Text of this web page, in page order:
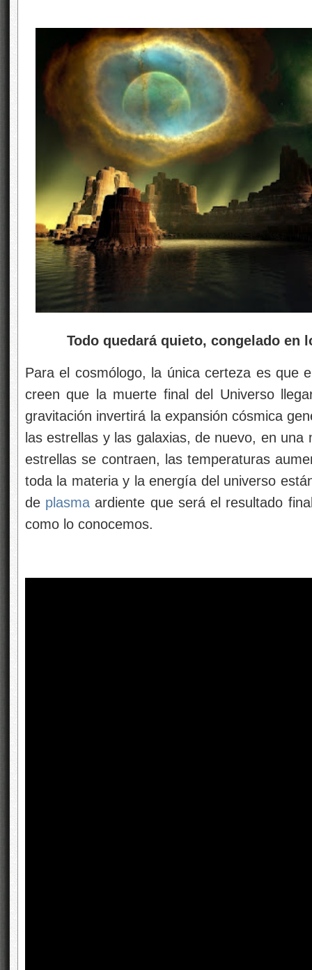
Todo quedará quieto, congelado en
Para el cosmólogo, la única certeza es que
creen que la muerte final del Universo
gravitación invertirá la expansión cósmica
las estrellas y las galaxias, de nuevo, en
estrellas se contraen, las temperaturas
toda la materia y la energía del universo
de plasma ardiente que será el resultado
como lo conocemos.